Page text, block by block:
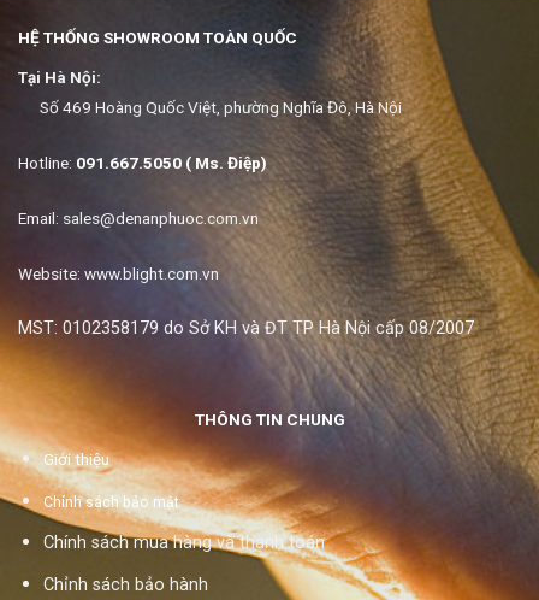
HỆ THỐNG SHOWROOM TOÀN QUỐC
Tại Hà Nội:
Số 469 Hoàng Quốc Việt, phường Nghĩa Đô, Hà Nội
Hotline: 091.667.5050 ( Ms. Điệp)
Email: sales@denanphuoc.com.vn
Website: www.blight.com.vn
MST: 0102358179 do Sở KH và ĐT TP Hà Nội cấp 08/2007
THÔNG TIN CHUNG
Giới thiệu
Chính sách bảo mật
Chính sách mua hàng và thanh toán
Chỉnh sách bảo hành